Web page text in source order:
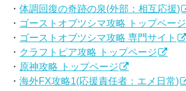
・体調回復の奇跡の泉(外部：相互応援)
・ ゴーストオブツシマ攻略 トップページ
・ ゴーストオブツシマ攻略 専門サイト
・ クラフトピア攻略 トップページ
・ 原神攻略 トップページ
・海外FX攻略1(応援責任者：エメ日常)